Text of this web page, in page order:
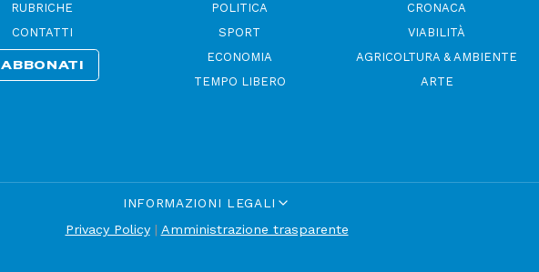
RUBRICHE
CONTATTI
ABBONATI
POLITICA
SPORT
ECONOMIA
TEMPO LIBERO
CRONACA
VIABILITÀ
AGRICOLTURA & AMBIENTE
ARTE
INFORMAZIONI LEGALI
Privacy Policy| Amministrazione trasparente